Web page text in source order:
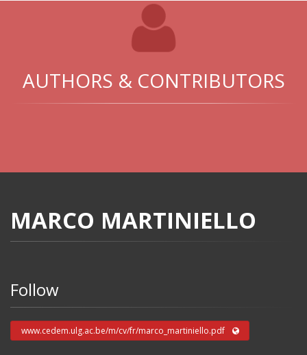
AUTHORS & CONTRIBUTORS
MARCO MARTINIELLO
Follow
www.cedem.ulg.ac.be/m/cv/fr/marco_martiniello.pdf